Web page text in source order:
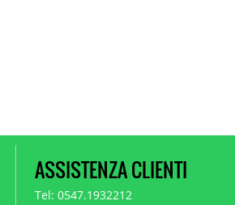
ASSISTENZA CLIENTI
Tel: 0547.1932212